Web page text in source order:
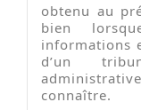
obtenu au
bien
informations
d’un
connaître.